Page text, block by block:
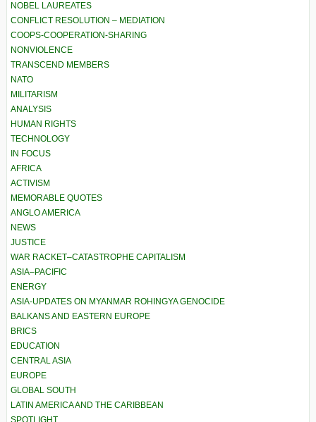
NOBEL LAUREATES
CONFLICT RESOLUTION – MEDIATION
COOPS-COOPERATION-SHARING
NONVIOLENCE
TRANSCEND MEMBERS
NATO
MILITARISM
ANALYSIS
HUMAN RIGHTS
TECHNOLOGY
IN FOCUS
AFRICA
ACTIVISM
MEMORABLE QUOTES
ANGLO AMERICA
NEWS
JUSTICE
WAR RACKET–CATASTROPHE CAPITALISM
ASIA–PACIFIC
ENERGY
ASIA-UPDATES ON MYANMAR ROHINGYA GENOCIDE
BALKANS AND EASTERN EUROPE
BRICS
EDUCATION
CENTRAL ASIA
EUROPE
GLOBAL SOUTH
LATIN AMERICA AND THE CARIBBEAN